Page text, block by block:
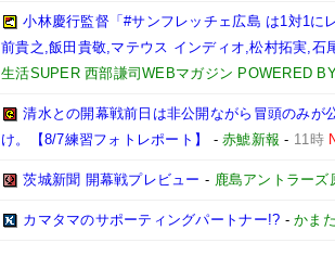
小林慶行監督「#サンフレッチェ広島 は1対1に
前貴之,飯田貴敬,マテウス インディオ,松村拓実,石
生活SUPER 西部謙司WEBマガジン POWERED
清水との開幕戦前日は非公開ながら冒頭のみが
け。【8/7練習フォトレポート】
-赤鯱新報 - 11時
茨城新聞 開幕戦プレビュー - 鹿島アントラーズ
カマタマのサポーティングパートナー!? -かま